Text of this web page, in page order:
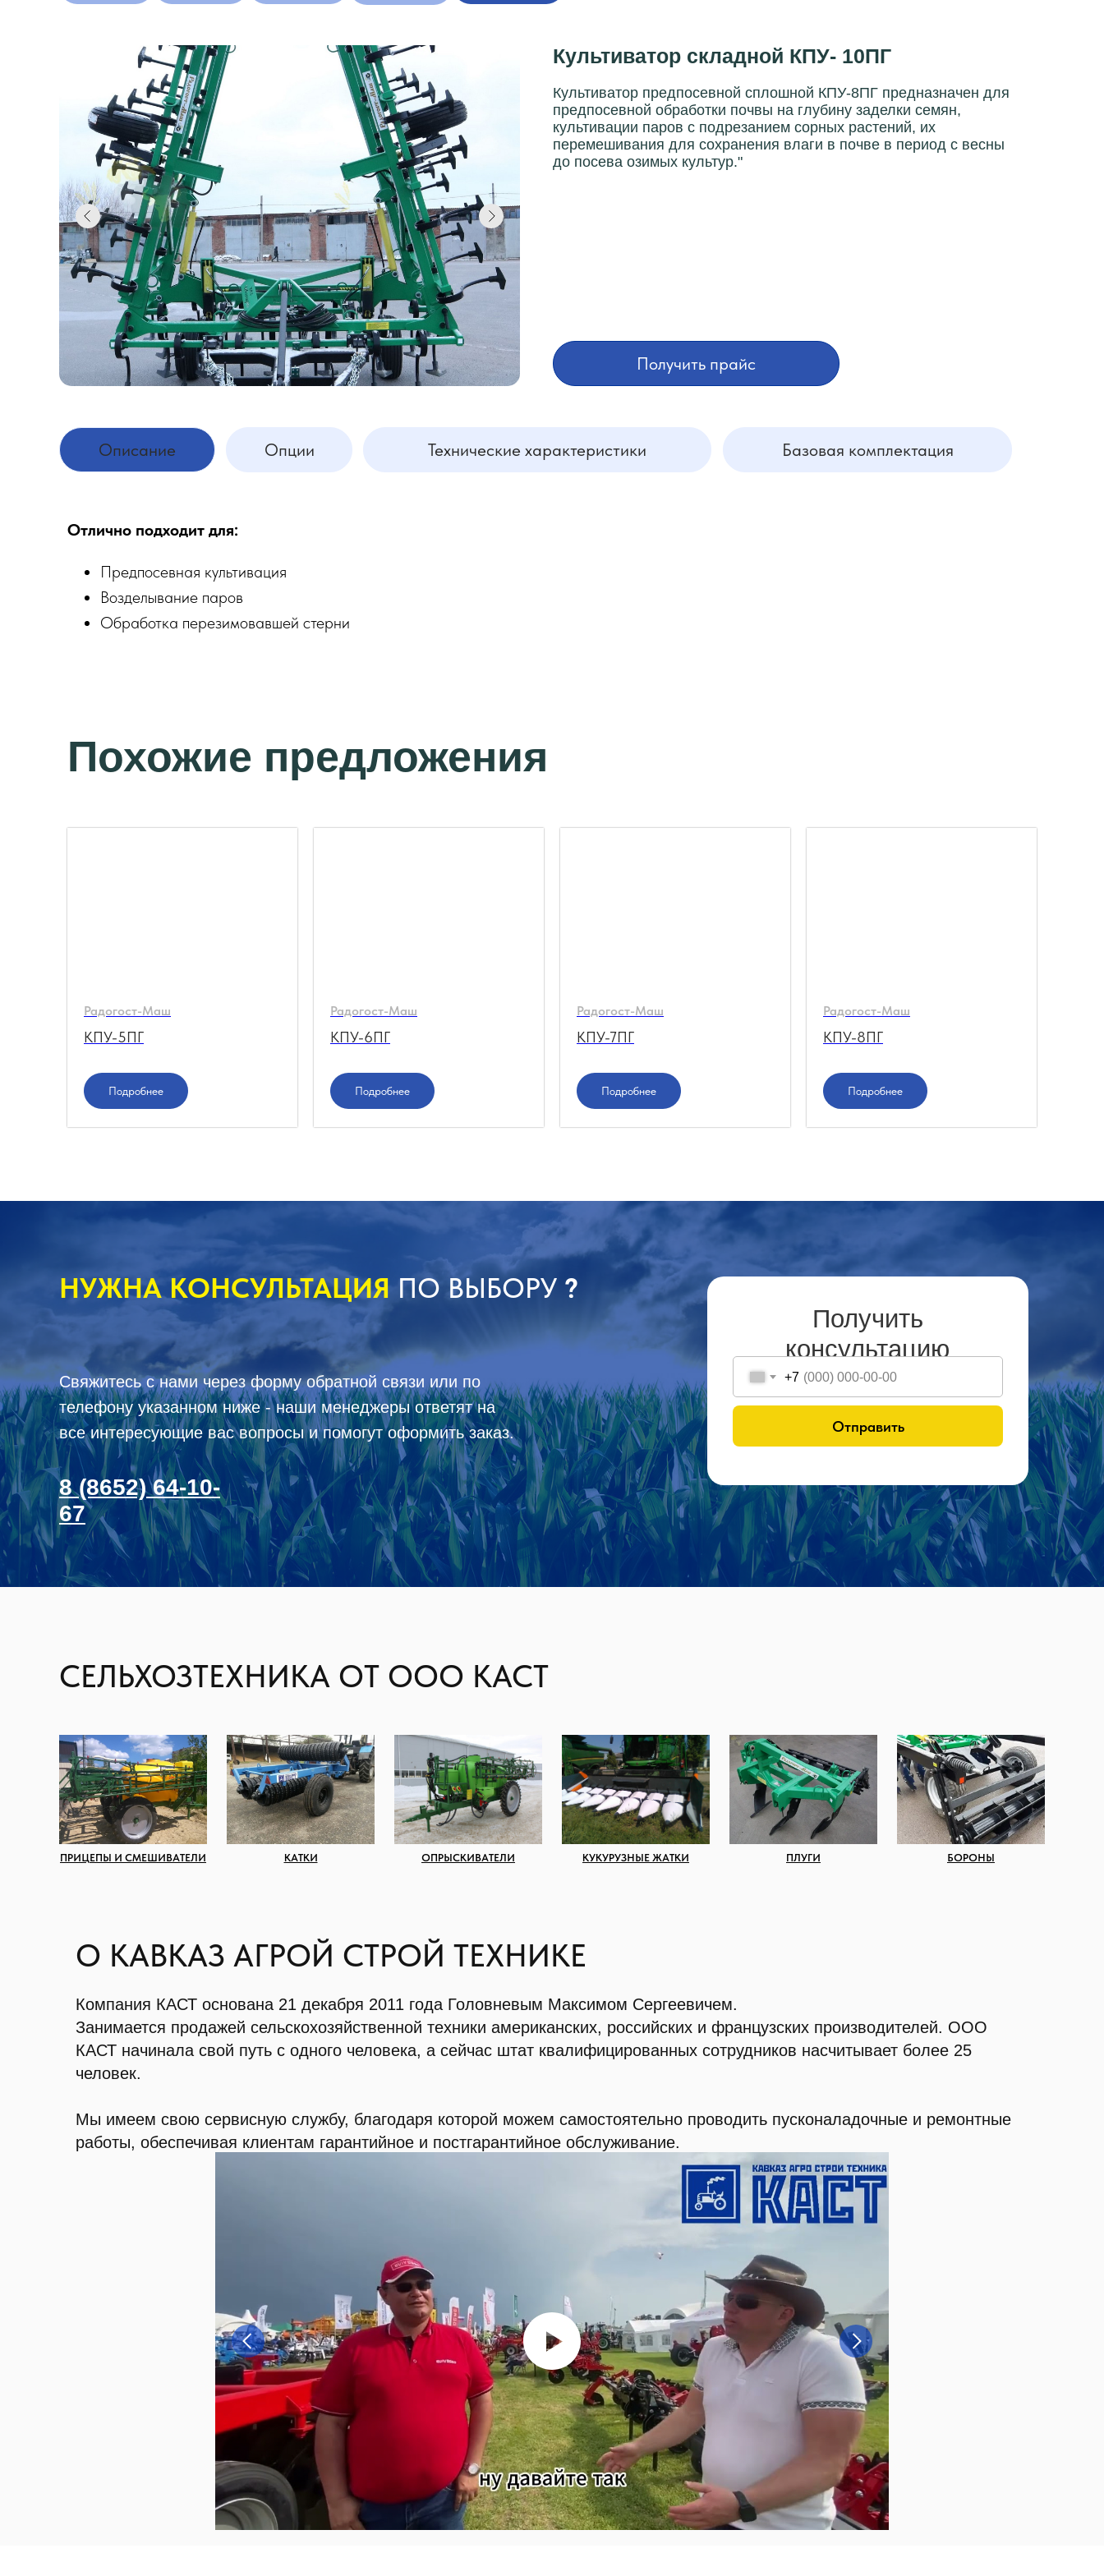
Получить прайс
Описание Опции
Культиватор предпосевной сплошной КПУ-8ПГ предназначен для
предпосевной обработки почвы на глубину заделки семян,
культивации паров с подрезанием сорных растений, их
перемешивания для сохранения влаги в почве в период с весны
до посева озимых культур."
Культиватор складной КПУ- 10ПГ
Технические характеристики Базовая комплектация
Отлично подходит для:
Предпосевная культивация
Возделывание паров
Обработка перезимовавшей стерни
Похожие предложения
Радогост-Маш
КПУ-5ПГ
Подробнее
Радогост-Маш
КПУ-6ПГ
Подробнее
Радогост-Маш
КПУ-7ПГ
Подробнее
Радогост-Маш
КПУ-8ПГ
Подробнее
НУЖНА КОНСУЛЬТАЦИЯ ПО ВЫБОРУ ?
Свяжитесь с нами через форму обратной связи или по
телефону указанном ниже - наши менеджеры ответят на
все интересующие вас вопросы и помогут оформить заказ.
8 (8652) 64-10-
67
Получить
консультацию
+7
Отправить
СЕЛЬХОЗТЕХНИКА ОТ ООО КАСТ
ПРИЦЕПЫ И СМЕШИВАТЕЛИ КАТКИ ОПРЫСКИВАТЕЛИ КУКУРУЗНЫЕ ЖАТКИ ПЛУГИ БОРОНЫ
О КАВКАЗ АГРОЙ СТРОЙ ТЕХНИКЕ
Компания КАСТ основана 21 декабря 2011 года Головневым Максимом Сергеевичем.
Занимается продажей сельскохозяйственной техники американских, российских и французских производителей. ООО
КАСТ начинала свой путь с одного человека, а сейчас штат квалифицированных сотрудников насчитывает более 25
человек.
Мы имеем свою сервисную службу, благодаря которой можем самостоятельно проводить пусконаладочные и ремонтные
работы, обеспечивая клиентам гарантийное и постгарантийное обслуживание.